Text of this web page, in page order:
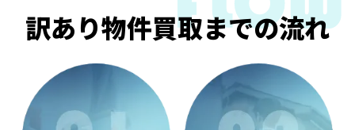
訳あり物件買取までの流れ